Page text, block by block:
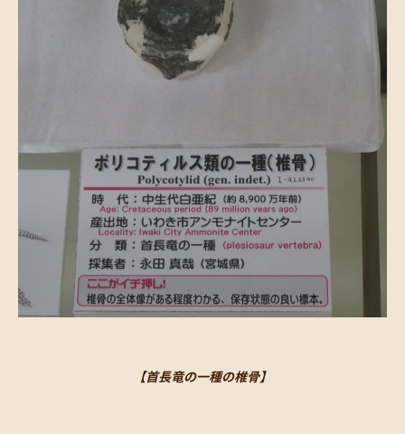
【首長竜の一種の椎骨】